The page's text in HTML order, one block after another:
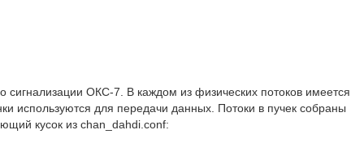
ОКС-7. В каждом из физических потоков имеется
используются для передачи данных. Потоки в пучек собраны
кусок из chan_dahdi.conf: